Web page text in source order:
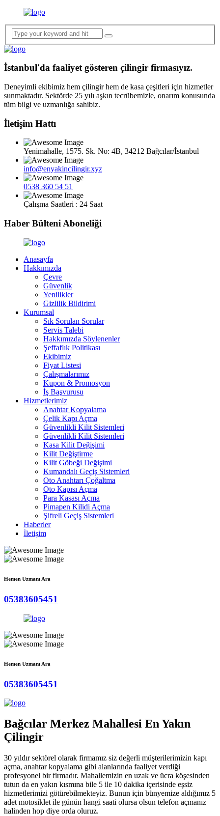
İstanbul'da faaliyet gösteren çilingir firmasıyız.
Deneyimli ekibimiz hem çilingir hem de kasa çeşitleri için hizmetler
sunmaktadır. Sektörde 25 yılı aşkın tecrübemizle, onarım konusunda
tüm bilgi ve uzmanlığa sahibiz.
İletişim Hattı
Yenimahalle, 1575. Sk. No: 4B, 34212 Bağcılar/İstanbul
info@enyakincilingir.xyz
0538 360 54 51
Çalışma Saatleri : 24 Saat
Haber Bülteni Aboneliği
Anasayfa
Hakkımızda
Çevre
Güvenlik
Yenilikler
Gizlilik Bildirimi
Kurumsal
Sık Sorulan Sorular
Servis Talebi
Hakkımızda Söylenenler
Şeffaflık Politikası
Ekibimiz
Fiyat Listesi
Çalışmalarımız
Kupon & Promosyon
İş Başvurusu
Hizmetlerimiz
Anahtar Kopyalama
Çelik Kapı Açma
Güvenlikli Kilit Sistemleri
Güvenlikli Kilit Sistemleri
Kasa Kilit Değişimi
Kilit Değiştirme
Kilit Göbeği Değişimi
Kumandalı Geçiş Sistemleri
Oto Anahtarı Çoğaltma
Oto Kapısı Açma
Para Kasası Açma
Pimapen Kilidi Açma
Şifreli Geçiş Sistemleri
Haberler
İletişim
Hemen Uzmanı Ara
05383605451
Hemen Uzmanı Ara
05383605451
Bağcılar Merkez Mahallesi En Yakın
Çilingir
30 yıldır sektörel olarak firmamız siz değerli müşterilerimizin kapı
açma, anahtar kopyalama gibi alanlarında faaliyet verdiği
profesyonel bir firmadır. Mahallemizin en uzak ve ücra köşesinden
tutun da en yakın kısmına bile 5 ile 10 dakika içerisinde eşsiz
hizmetlerimizi götürebilmekteyiz. Bunun için bünyemize aldığımız 5
adet motosiklet ile günün hangi saati olursa olsun telefon açmanız
halinden hop diye orda oluruz.